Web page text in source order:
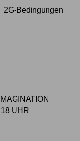
Bedingungen
UHR